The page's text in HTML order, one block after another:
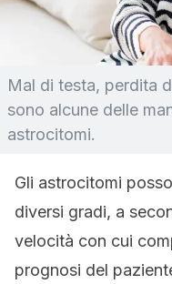
Mal di testa, perdita
sono alcune delle
astrocitomi.
Gli astrocitomi
diversi gradi, a
velocità con cui
prognosi del